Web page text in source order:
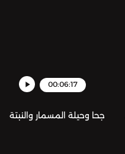
00:06:17
جحا وحيلة المسمار والنبتة